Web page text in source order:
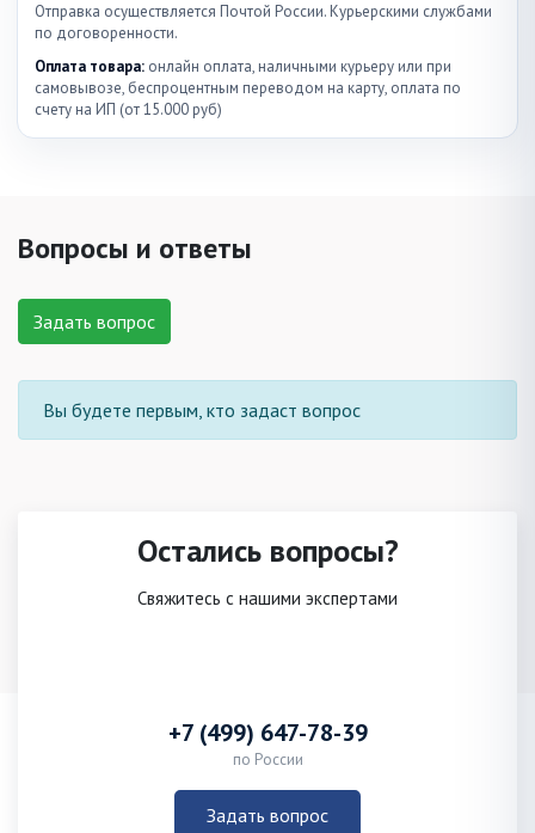
Отправка осуществляется Почтой России. Курьерскими службами
по договоренности.
Оплата товара: онлайн оплата, наличными курьеру или при
самовывозе, беспроцентным переводом на карту, оплата по
счету на ИП (от 15.000 руб)
Вопросы и ответы
Задать вопрос
Вы будете первым, кто задаст вопрос
Остались вопросы?
Свяжитесь с нашими экспертами
+7 (499) 647-78-39
по России
Задать вопрос